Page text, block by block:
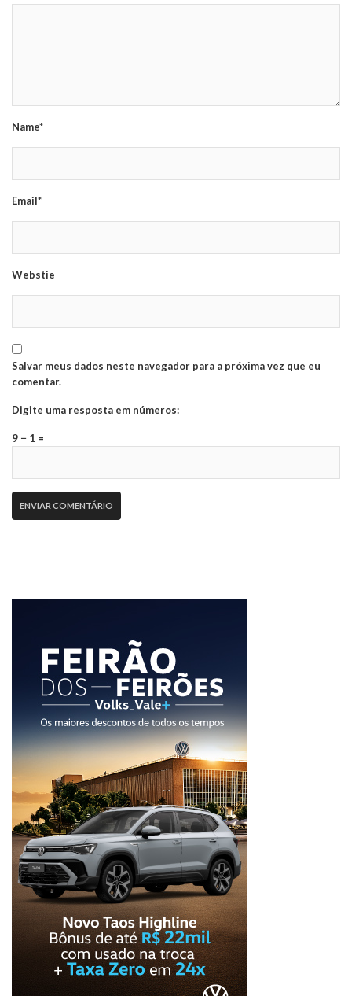
Name*
Email*
Webstie
Salvar meus dados neste navegador para a próxima vez que eu
comentar.
Digite uma resposta em números:
9 − 1 =